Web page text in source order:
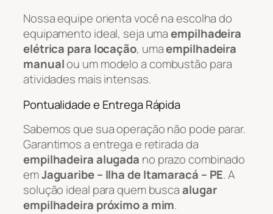
Nossa equipe orienta você na escolha do
equipamento ideal, seja umaempilhadeira
elétrica para locação, umaempilhadeira
manualou um modelo a combustão para
atividades mais intensas.
Pontualidade e Entrega Rápida
Sabemos que sua operação não pode parar.
Garantimos a entrega e retirada da
empilhadeira alugada no prazo combinado
emJaguaribe – Ilha de Itamaracá – PE. A
solução ideal para quem buscaalugar
empilhadeira próximo a mim.